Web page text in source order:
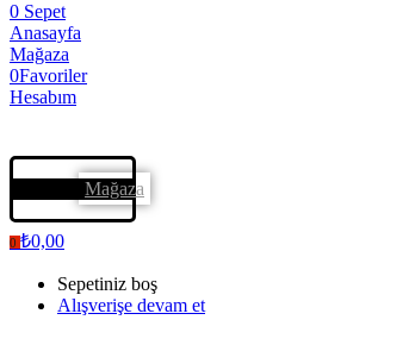
0 Sepet
Anasayfa
Mağaza
0Favoriler
Hesabım
Mağaza
0 ₺0,00
Sepetiniz boş
Alışverişe devam et